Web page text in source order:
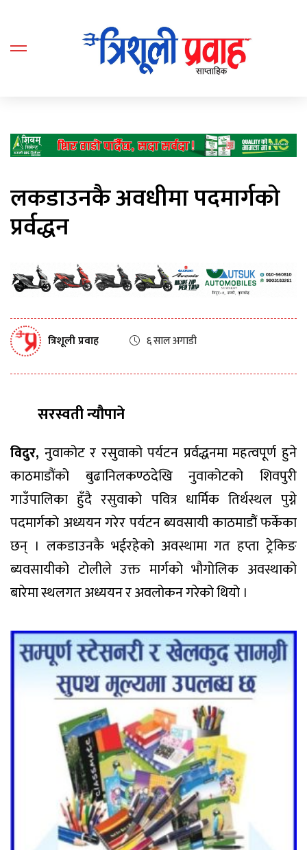
लकडाउनकै अवधीमा पदमार्गको
प्रर्वद्धन
त्रिशूली प्रवाह ६ साल अगाडी
सरस्वती न्यौपाने
विदुर, नुवाकोट र रसुवाको पर्यटन प्रर्वद्धनमा महत्वपूर्ण हुने
काठमाडौंको बुढानिलकण्ठदेखि नुवाकोटको शिवपुरी
गाउँपालिका हुँदै रसुवाको पवित्र धार्मिक तिर्थस्थल पुग्ने
पदमार्गको अध्ययन गरेर पर्यटन ब्यवसायी काठमाडौं फर्केका
छन् । लकडाउनकै भईरहेको अवस्थामा गत हप्ता ट्रेकिङ
ब्यवसायीको टोलीले उक्त मार्गको भौगोलिक अवस्थाको
बारेमा स्थलगत अध्ययन र अवलोकन गरेको थियो ।